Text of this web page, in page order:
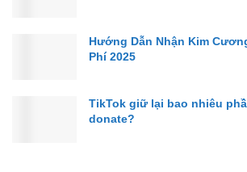
Hướng Dẫn Nhận Kim
Phí 2025
TikTok giữ lại bao nhiêu
donate?